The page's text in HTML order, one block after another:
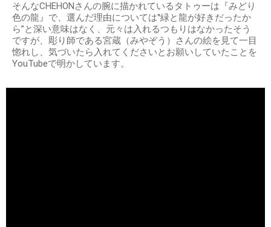
そんなCHEHONさんの腕に描かれているタトゥーは『みどり
色の龍』で、選んだ理由については‟緑と龍が好きだったか
ら”と深い意味はなく、元々は入れるつもりはなかったそう
ですが、彫り師である宮蔵（みやぞう）さんの絵を見て一目
惚れし、気づいたら入れてくださいとお願いしていたことを
YouTubeで明かしています。